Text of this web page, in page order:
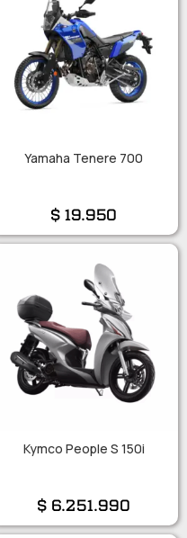
Yamaha Tenere 700
$19.950
Kymco People S 150i
$ 6.251.990